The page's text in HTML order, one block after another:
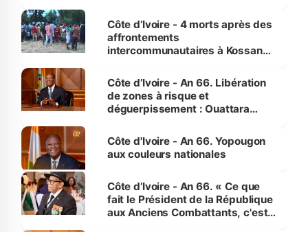
générations futures »
Côte d’Ivoire - 4 morts après des
affrontements
intercommunautaires à Kossandji
milieu des sinistrés
Côte d’Ivoire - An 66. Libération
de zones à risque et
déguerpissement : Ouattara
l'Etat de droit pour préserver les
vies humaines »
Côte d'Ivoire - An 66. Yopougon
aux couleurs nationales
Côte d’Ivoire - An 66. « Ce que
fait le Président de la République
aux Anciens Combattants, c'est